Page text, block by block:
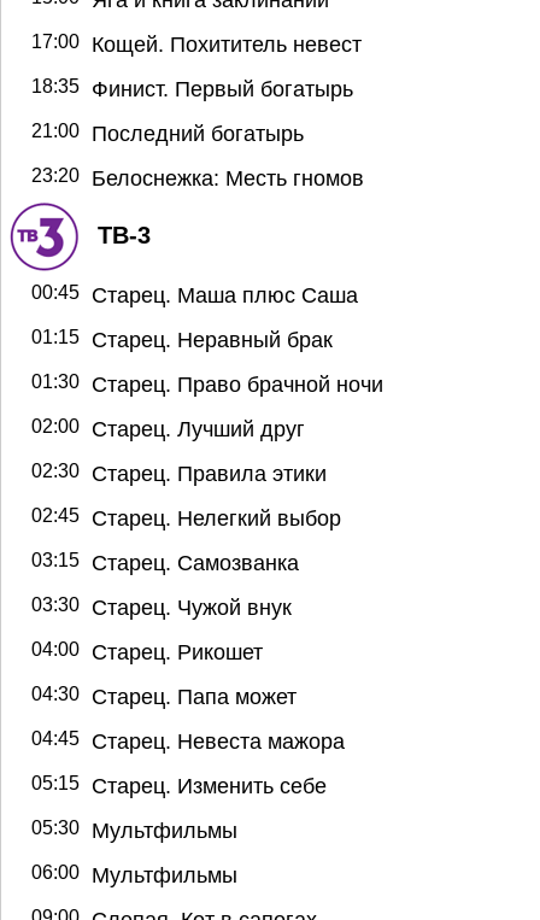
17:00 Кощей. Похититель невест
18:35 Финист. Первый богатырь
21:00 Последний богатырь
23:20 Белоснежка: Месть гномов
ТВ-3
00:45 Старец. Маша плюс Саша
01:15 Старец. Неравный брак
01:30 Старец. Право брачной ночи
02:00 Старец. Лучший друг
02:30 Старец. Правила этики
02:45 Старец. Нелегкий выбор
03:15 Старец. Самозванка
03:30 Старец. Чужой внук
04:00 Старец. Рикошет
04:30 Старец. Папа может
04:45 Старец. Невеста мажора
05:15 Старец. Изменить себе
05:30 Мультфильмы
06:00 Мультфильмы